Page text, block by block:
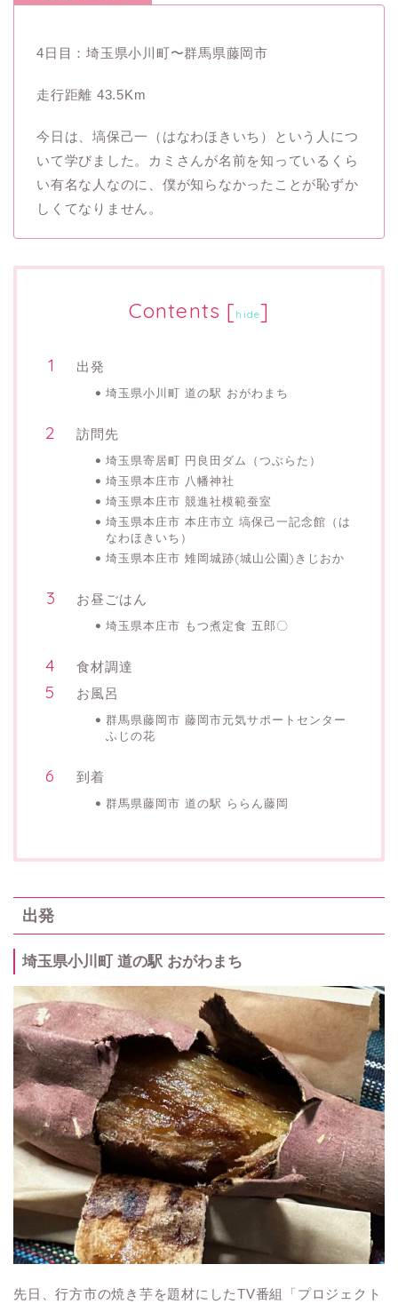
4日目：埼玉県小川町〜群馬県藤岡市
走行距離 43.5Km
今日は、塙保己一（はなわほきいち）という人につ
いて学びました。カミさんが名前を知っているくら
い有名な人なのに、僕が知らなかったことが恥ずか
しくてなりません。
Contents [hide]
出発
埼玉県小川町 道の駅 おがわまち
訪問先
埼玉県寄居町 円良田ダム（つぶらた）
埼玉県本庄市 八幡神社
埼玉県本庄市 競進社模範蚕室
埼玉県本庄市 本庄市立 塙保己一記念館（は
なわほきいち）
埼玉県本庄市 雉岡城跡(城山公園)きじおか
お昼ごはん
埼玉県本庄市 もつ煮定食 五郎〇
食材調達
お風呂
群馬県藤岡市 藤岡市元気サポートセンター
ふじの花
到着
群馬県藤岡市 道の駅 ららん藤岡
出発
埼玉県小川町 道の駅 おがわまち
先日、行方市の焼き芋を題材にしたTV番組「プロジェクト